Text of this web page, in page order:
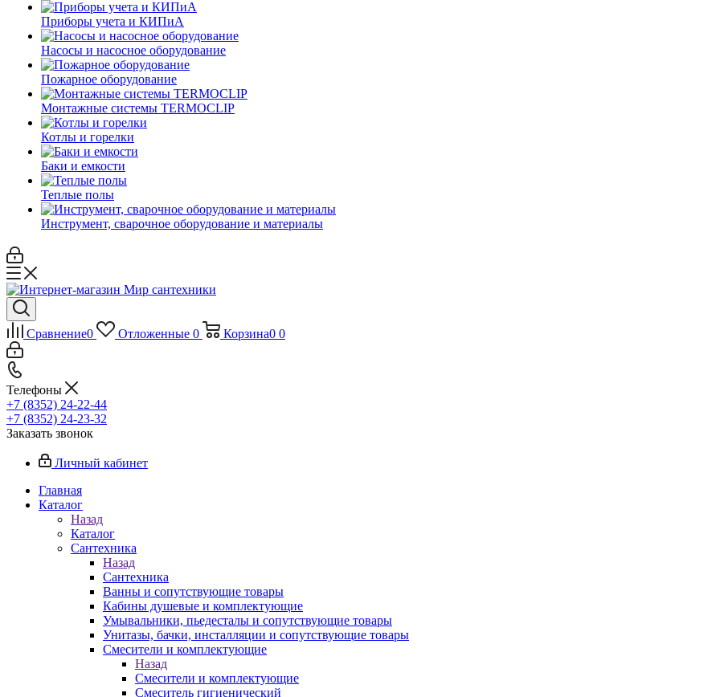
Приборы учета и КИПиА
Насосы и насосное оборудование
Пожарное оборудование
Монтажные системы TERMOCLIP
Котлы и горелки
Баки и емкости
Теплые полы
Инструмент, сварочное оборудование и материалы
Сравнение0 Отложенные 0 Корзина0 0
Телефоны
+7 (8352) 24-22-44
+7 (8352) 24-23-32
Заказать звонок
Личный кабинет
Главная
Каталог
Назад
Каталог
Сантехника
Назад
Сантехника
Ванны и сопутствующие товары
Кабины душевые и комплектующие
Умывальники, пьедесталы и сопутствующие товары
Унитазы, бачки, инсталляции и сопутствующие товары
Смесители и комплектующие
Назад
Смесители и комплектующие
Смеситель гигиенический